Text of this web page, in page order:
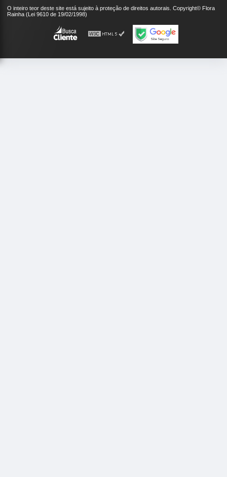
O inteiro teor deste site está sujeito à proteção de direitos autorais. Copyright© Flora
Rainha (Lei 9610 de 19/02/1998)